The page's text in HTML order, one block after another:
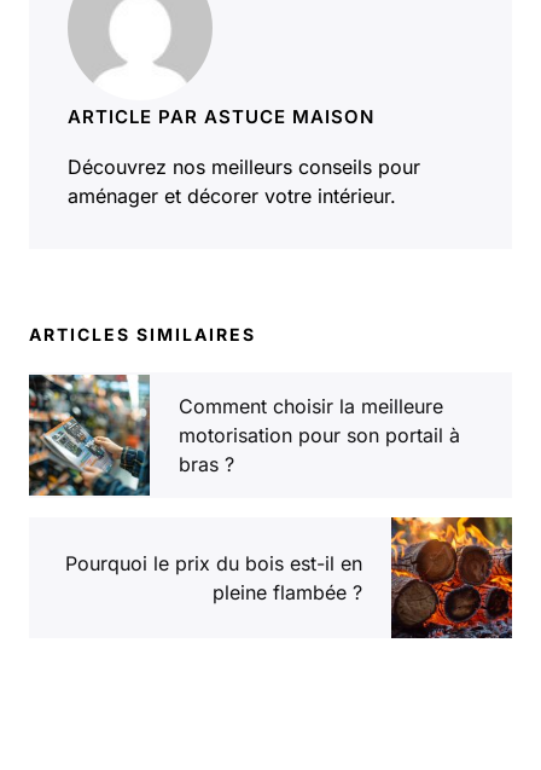
ARTICLE PAR ASTUCE MAISON
Découvrez nos meilleurs conseils pour
aménager et décorer votre intérieur.
ARTICLES SIMILAIRES
Comment choisir la meilleure
motorisation pour son portail à
bras ?
Pourquoi le prix du bois est-il en
pleine flambée ?